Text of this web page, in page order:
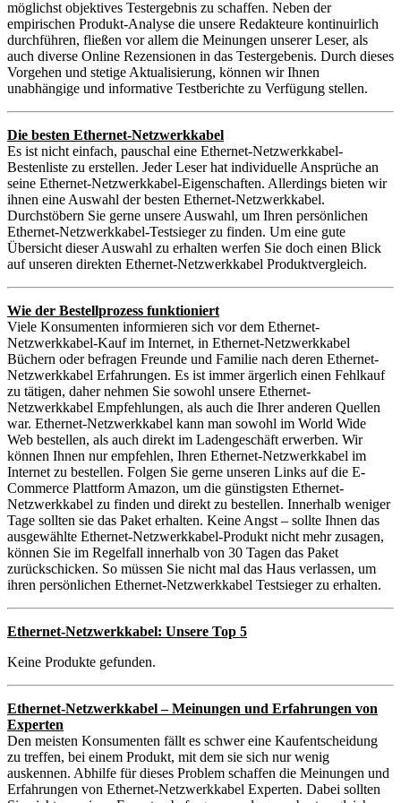
möglichst objektives Testergebnis zu schaffen. Neben der
empirischen Produkt-Analyse die unsere Redakteure kontinuirlich
durchführen, fließen vor allem die Meinungen unserer Leser, als
auch diverse Online Rezensionen in das Testergebenis. Durch dieses
Vorgehen und stetige Aktualisierung, können wir Ihnen
unabhängige und informative Testberichte zu Verfügung stellen.
Die besten Ethernet-Netzwerkkabel
Es ist nicht einfach, pauschal eine Ethernet-Netzwerkkabel-
Bestenliste zu erstellen. Jeder Leser hat individuelle Ansprüche an
seine Ethernet-Netzwerkkabel-Eigenschaften. Allerdings bieten wir
ihnen eine Auswahl der besten Ethernet-Netzwerkkabel.
Durchstöbern Sie gerne unsere Auswahl, um Ihren persönlichen
Ethernet-Netzwerkkabel-Testsieger zu finden. Um eine gute
Übersicht dieser Auswahl zu erhalten werfen Sie doch einen Blick
auf unseren direkten Ethernet-Netzwerkkabel Produktvergleich.
Wie der Bestellprozess funktioniert
Viele Konsumenten informieren sich vor dem Ethernet-
Netzwerkkabel-Kauf im Internet, in Ethernet-Netzwerkkabel
Büchern oder befragen Freunde und Familie nach deren Ethernet-
Netzwerkkabel Erfahrungen. Es ist immer ärgerlich einen Fehlkauf
zu tätigen, daher nehmen Sie sowohl unsere Ethernet-
Netzwerkkabel Empfehlungen, als auch die Ihrer anderen Quellen
war. Ethernet-Netzwerkkabel kann man sowohl im World Wide
Web bestellen, als auch direkt im Ladengeschäft erwerben. Wir
können Ihnen nur empfehlen, Ihren Ethernet-Netzwerkkabel im
Internet zu bestellen. Folgen Sie gerne unseren Links auf die E-
Commerce Plattform Amazon, um die günstigsten Ethernet-
Netzwerkkabel zu finden und direkt zu bestellen. Innerhalb weniger
Tage sollten sie das Paket erhalten. Keine Angst – sollte Ihnen das
ausgewählte Ethernet-Netzwerkkabel-Produkt nicht mehr zusagen,
können Sie im Regelfall innerhalb von 30 Tagen das Paket
zurückschicken. So müssen Sie nicht mal das Haus verlassen, um
ihren persönlichen Ethernet-Netzwerkkabel Testsieger zu erhalten.
Ethernet-Netzwerkkabel: Unsere Top 5
Keine Produkte gefunden.
Ethernet-Netzwerkkabel – Meinungen und Erfahrungen von
Experten
Den meisten Konsumenten fällt es schwer eine Kaufentscheidung
zu treffen, bei einem Produkt, mit dem sie sich nur wenig
auskennen. Abhilfe für dieses Problem schaffen die Meinungen und
Erfahrungen von Ethernet-Netzwerkkabel Experten. Dabei sollten